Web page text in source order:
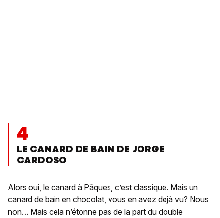
4
LE CANARD DE BAIN DE JORGE
CARDOSO
Alors oui, le canard à Pâques, c’est classique. Mais un
canard de bain en chocolat, vous en avez déjà vu? Nous
non… Mais cela n’étonne pas de la part du double